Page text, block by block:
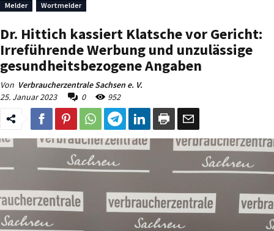
Melder Wortmelder
Dr. Hittich kassiert Klatsche vor Gericht:
Irreführende Werbung und unzulässige
gesundheitsbezogene Angaben
Von Verbraucherzentrale Sachsen e. V.
25. Januar 2023
0 952